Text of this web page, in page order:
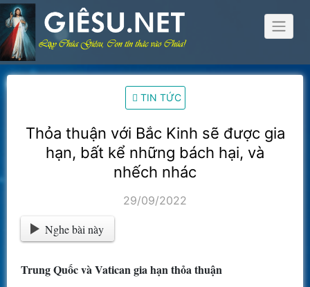
Skip
to
content
TIN TỨC
Thỏa thuận với Bắc Kinh sẽ được gia
hạn, bất kể những bách hại, và
nhếch nhác
29/09/2022
Nghe bài này
Trung Quốc và Vatican gia hạn thỏa thuận